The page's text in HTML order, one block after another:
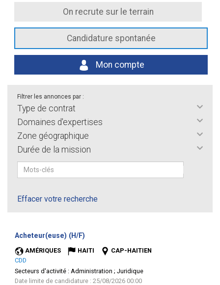
On recrute sur le terrain
Candidature spontanée
Mon compte
Filtrer les annonces par :
Type de contrat
Domaines d'expertises
Zone géographique
Durée de la mission
Effacer votre recherche
Acheteur(euse) (H/F)
AMÉRIQUES HAITI
CAP-HAITIEN
CDD
Secteurs d'activité : Administration ; Juridique
Date limite de candidature : 25/08/2026 00:00